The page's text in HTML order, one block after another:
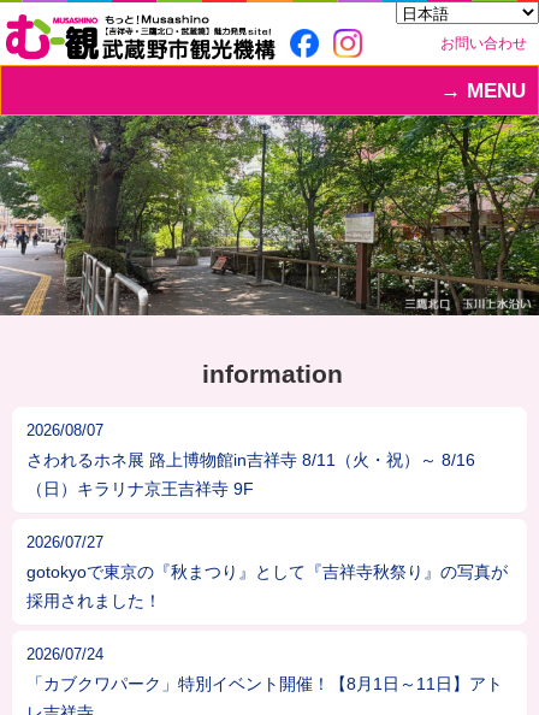
お問い合わせ
MENU
information
2026/08/07
さわれるホネ展 路上博物館in吉祥寺 8/11（火・祝）～ 8/16
（日）キラリナ京王吉祥寺 9F
2026/07/27
gotokyoで東京の『秋まつり』として『吉祥寺秋祭り』の写真が
採用されました！
2026/07/24
「カブクワパーク」特別イベント開催！【8月1日～11日】アト